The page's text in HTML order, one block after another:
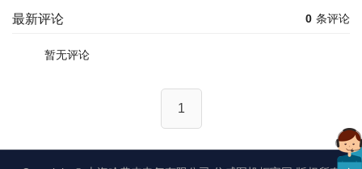
0 条评论
最新评论
暂无评论
1